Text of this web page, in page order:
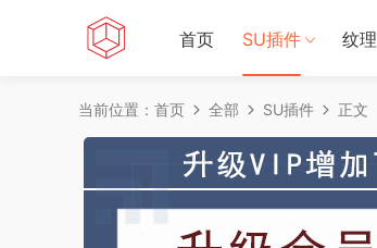
首页 SU插件 纹理
当前位置： 首页 全部 SU插件 正文